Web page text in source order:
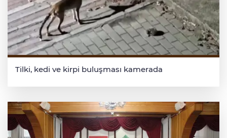
Tilki, kedi ve kirpi buluşması kamerada